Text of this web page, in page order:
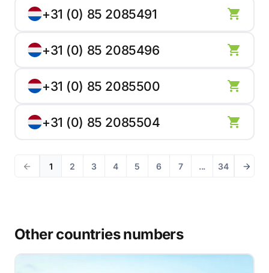
+31 (0) 85 2085491
+31 (0) 85 2085496
+31 (0) 85 2085500
+31 (0) 85 2085504
1 2 3 4 5 6 7 ... 34
Other countries numbers